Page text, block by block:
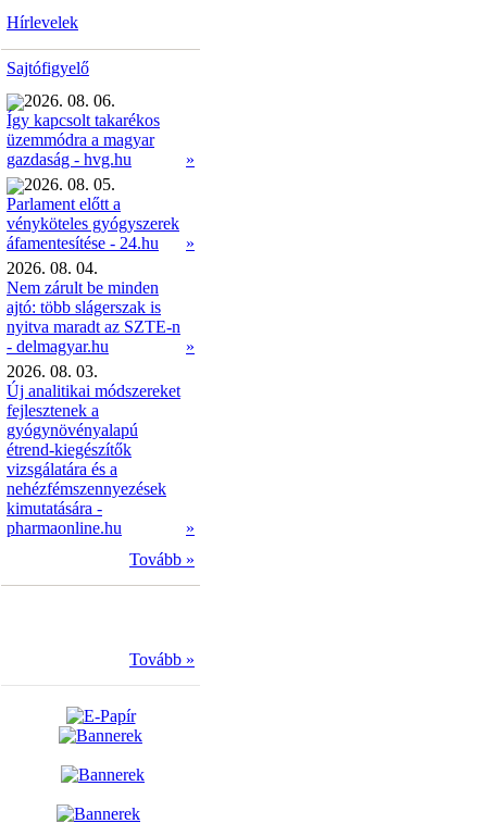
Hírlevelek
Sajtófigyelő
2026. 08. 06.
Így kapcsolt takarékos
üzemmódra a magyar
gazdaság - hvg.hu
»
2026. 08. 05.
Parlament előtt a
vényköteles gyógyszerek
áfamentesítése - 24.hu
»
2026. 08. 04.
Nem zárult be minden
ajtó: több slágerszak is
nyitva maradt az SZTE-n
- delmagyar.hu
»
2026. 08. 03.
Új analitikai módszereket
fejlesztenek a
gyógynövényalapú
étrend-kiegészítők
vizsgálatára és a
nehézfémszennyezések
kimutatására -
pharmaonline.hu
»
Tovább »
Tovább »